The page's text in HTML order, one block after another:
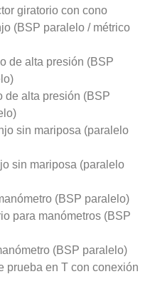
giratorio con cono
(BSP paralelo / métrico
de alta presión (BSP
de alta presión (BSP
sin mariposa (paralelo
sin mariposa (paralelo
(BSP paralelo)
para manómetros (BSP
(BSP paralelo)
prueba en T con conexión